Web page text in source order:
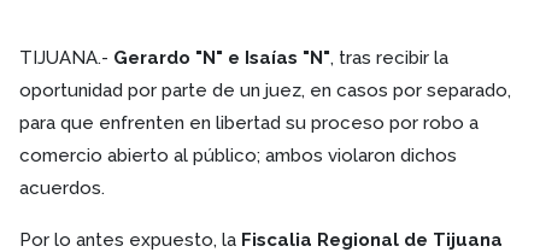
TIJUANA.- Gerardo "N" e Isaías "N", tras recibir la
oportunidad por parte de un juez, en casos por separado,
para que enfrenten en libertad su proceso por robo a
comercio abierto al público; ambos violaron dichos
acuerdos.
Por lo antes expuesto, la Fiscalia Regional de Tijuana